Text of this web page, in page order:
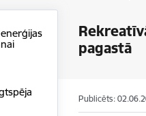
pagastā
Publicēts: